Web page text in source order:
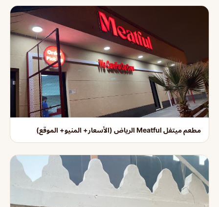
مطعم ميتفل Meatful الرياض (الأسعار+ المنيو+ الموقع)